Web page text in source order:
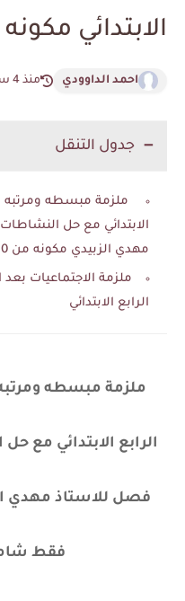
الابتدائي مكونه من 10
احمد الداوودي منذ 4 سنة
جدول التنقل
ملزمة مبسطه ومرتبه
الابتدائي مع حل
مهدي الزبيدي مكونه من 10 ورقات فقط شامله لكل المادة
ملزمة الاجتماعيات
الرابع الابتدائي
ملزمة مبسطه
الرابع الابتدائي مع
فقط